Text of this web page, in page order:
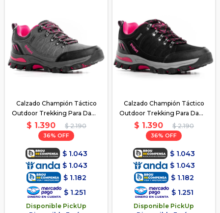
Calzado Champión Táctico
Outdoor Trekking Para Dama
- Gris
$ 1.390 $ 2.190
36
$ 1.043
$ 1.043
$ 1.182
$ 1.251
Disponible PickUp
Calzado Champión Táctico
Outdoor Trekking Para Dama
- Negro
$ 1.390 $ 2.190
36
$ 1.043
$ 1.043
$ 1.182
$ 1.251
Disponible PickUp